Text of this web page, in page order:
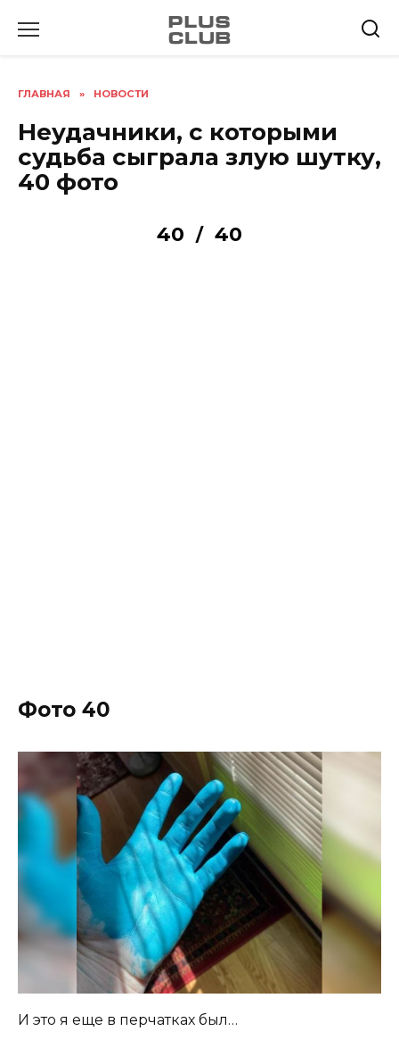
ГЛАВНАЯ » НОВОСТИ
Неудачники, с которыми
судьба сыграла злую шутку,
40 фото
40 / 40
Фото 40
И это я еще в перчатках был…